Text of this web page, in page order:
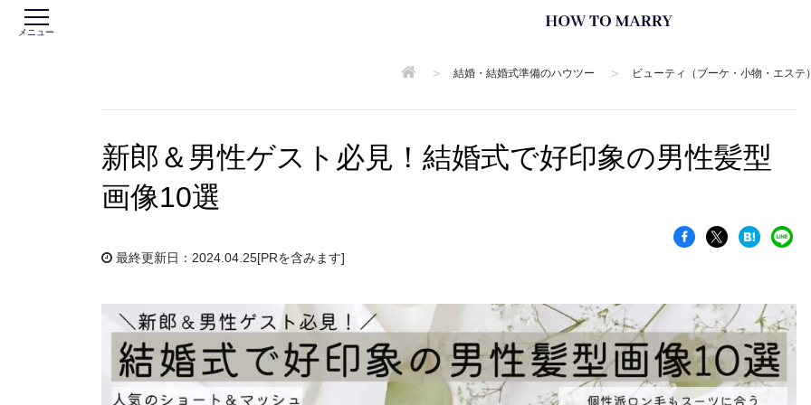
メニュー
> 結婚・結婚式準備のハウツー > ビューティ（ブーケ・小物・エステ
新郎＆男性ゲスト必見！結婚式で好印象の男性髪型
画像10選
最終更新日：2024.04.25[PRを含みます]